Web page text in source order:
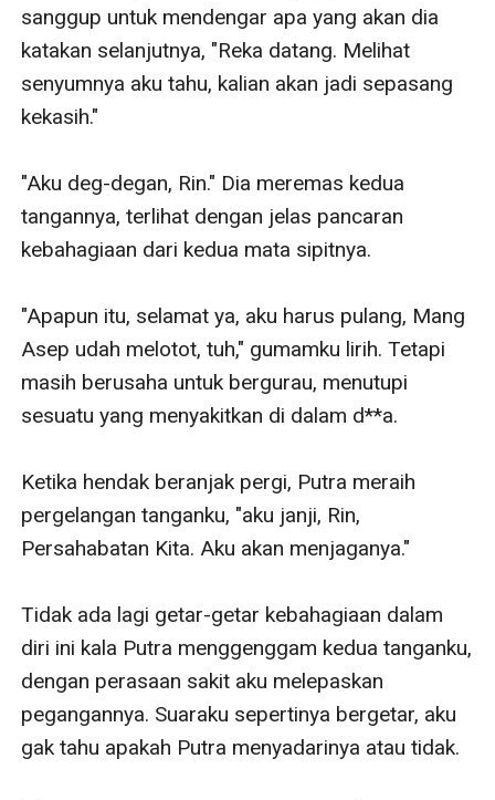
sanggup untuk mendengar apa yang akan dia
katakan selanjutnya, "Reka datang. Melihat
senyumnya aku tahu, kalian akan jadi sepasang
kekasih."
"Aku deg-degan, Rin." Dia meremas kedua
tangannya, terlihat dengan jelas pancaran
kebahagiaan dari kedua mata sipitnya.
"Apapun itu, selamat ya, aku harus pulang, Mang
Asep udah melotot, tuh," gumamku lirih. Tetapi
masih berusaha untuk bergurau, menutupi
sesuatu yang menyakitkan di dalam d**a.
Ketika hendak beranjak pergi, Putra meraih
pergelangan tanganku, "aku janji, Rin,
Persahabatan Kita. Aku akan menjaganya."
Tidak ada lagi getar-getar kebahagiaan dalam
diri ini kala Putra menggenggam kedua tanganku,
dengan perasaan sakit aku melepaskan
pegangannya. Suaraku sepertinya bergetar, aku
gak tahu apakah Putra menyadarinya atau tidak.